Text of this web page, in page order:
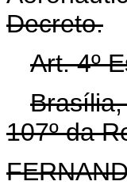
Decreto.
Art. 4º
107º da